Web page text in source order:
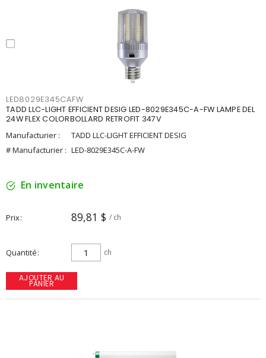
LED8029E345CAFW
TADD LLC-LIGHT EFFICIENT DESIG LED-8029E345C-A-FW LAMPE DEL
24W FLEX COLORBOLLARD RETROFIT 347V
Manufacturier :
TADD LLC-LIGHT EFFICIENT DESIG
# Manufacturier : LED-8029E345C-A-FW
En inventaire
Prix 89,81 $ / ch
Quantité ch
AJOUTER AU
PANIER